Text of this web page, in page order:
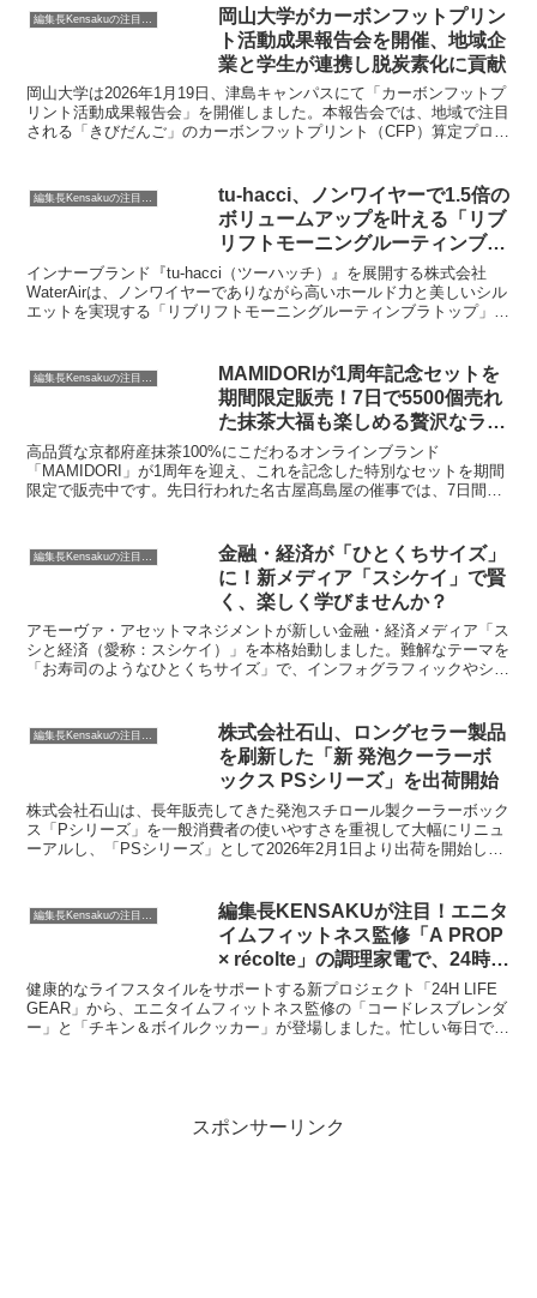
編集長Kensakuの注目ネタ
岡山大学がカーボンフットプリン
ト活動成果報告会を開催、地域企
業と学生が連携し脱炭素化に貢献
岡山大学は2026年1月19日、津島キャンパスにて「カーボンフットプ
リント活動成果報告会」を開催しました。本報告会では、地域で注目
される「きびだんご」のカーボンフットプリント（CFP）算定プロジ
編集長Kensakuの注目ネタ
tu-hacci、ノンワイヤーで1.5倍の
ボリュームアップを叶える「リブ
リフトモーニングルーティンブラ
トップ」を発売
インナーブランド『tu-hacci（ツーハッチ）』を展開する株式会社
WaterAirは、ノンワイヤーでありながら高いホールド力と美しいシル
エットを実現する「リブリフトモーニングルーティンブラトップ」を
MAMIDORIが1周年記念セットを
期間限定販売！7日で5500個売れ
た抹茶大福も楽しめる贅沢なライ
ンナップに注目です！
高品質な京都府産抹茶100%にこだわるオンラインブランド
「MAMIDORI」が1周年を迎え、これを記念した特別なセットを期間
限定で販売中です。先日行われた名古屋髙島屋の催事では、7日間で
揃っています。
金融・経済が「ひとくちサイズ」
に！新メディア「スシケイ」で賢
く、楽しく学びませんか？
アモーヴァ・アセットマネジメントが新しい金融・経済メディア「ス
シと経済（愛称：スシケイ）」を本格始動しました。難解なテーマを
「お寿司のようなひとくちサイズ」で、インフォグラフィックやショ
せん。
編集長Kensakuの注目ネタ
株式会社石山、ロングセラー製品
を刷新した「新 発泡クーラーボ
ックス PSシリーズ」を出荷開始
株式会社石山は、長年販売してきた発泡スチロール製クーラーボック
ス「Pシリーズ」を一般消費者の使いやすさを重視して大幅にリニュ
ーアルし、「PSシリーズ」として2026年2月1日より出荷を開始しま
編集長KENSAKUが注目！エニタ
イムフィットネス監修「A PROP
× récolte」の調理家電で、24時間
の生活をアップデートしません
か？
健康的なライフスタイルをサポートする新プロジェクト「24H LIFE
GEAR」から、エニタイムフィットネス監修の「コードレスブレンダ
ー」と「チキン＆ボイルクッカー」が登場しました。忙しい毎日で
スポンサーリンク